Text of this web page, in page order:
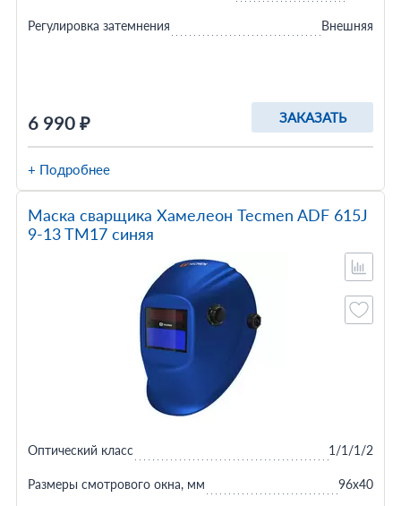
6 990 ₽ ЗАКАЗАТЬ
Регулировка затемнения Внешняя
+ Подробнее
Маска сварщика Хамелеон Tecmen ADF 615J
9-13 TM17 синяя
Оптический класс 1/1/1/2
Размеры смотрового окна, мм 96x40